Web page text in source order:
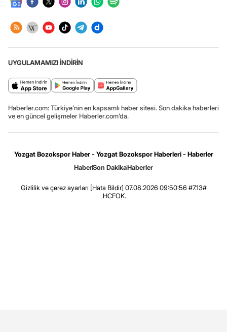
UYGULAMAMIZI İNDİRİN
Haberler.com: Türkiye’nin en kapsamlı haber sitesi. Son dakika haberleri
ve en güncel gelişmeler Haberler.com’da.
Yozgat Bozokspor Haber - Yozgat Bozokspor Haberleri - Haberler
HaberSon DakikaHaberler
Gizlilik ve çerez ayarları [Hata Bildir] 07.08.2026 09:50:56 #7.13#
.HCFOK.